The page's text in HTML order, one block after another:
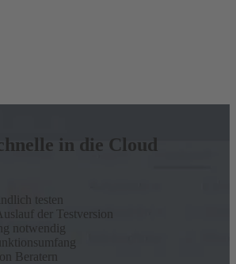
in die Cloud
testen
der Testversion
notwendig
Beratern